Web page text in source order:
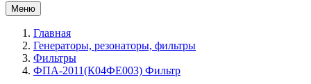
Меню
Главная
Генераторы, резонаторы, фильтры
Фильтры
ФПА-2011(К04ФЕ003) Фильтр